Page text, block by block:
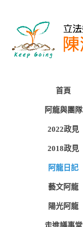
首頁
阿龍與團隊
2022政見
2018政見
阿龍日記
藝文阿龍
陽光阿龍